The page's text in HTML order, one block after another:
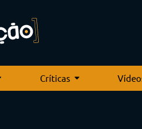
Críticas